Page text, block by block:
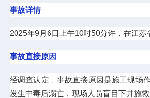
事故详情
2025年9月6日上午10时50分许，在江
事故直接原因
经调查认定，事故直接原因是施工现场
发生中毒后溺亡，现场人员盲目下井施